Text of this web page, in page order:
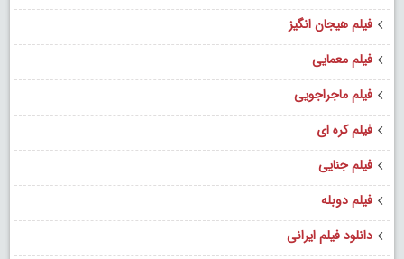
فیلم هیجان انگیز
فیلم معمایی
فیلم ماجراجویی
فیلم کره ای
فیلم جنایی
فیلم دوبله
دانلود فیلم ایرانی